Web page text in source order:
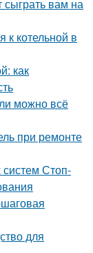
вам на
котельной в
как
можно всё
при ремонте
Стоп-
для